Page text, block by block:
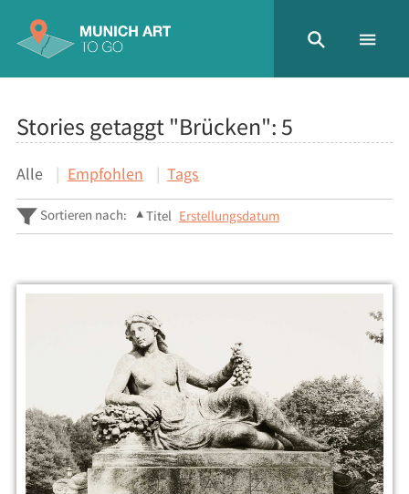
Stories getaggt "Brücken": 5
Alle Empfohlen Tags
Sortieren nach: Titel Erstellungsdatum